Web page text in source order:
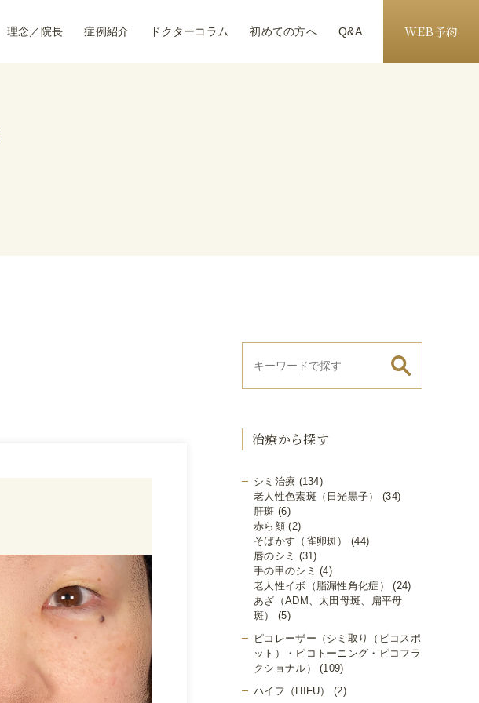
理念／院長 症例紹介 ドクターコラム 初めての方へ Q&A WEB予約
治療から探す
シミ治療 (134)
老人性色素斑（日光黒子）
(34)
肝斑 (6)
赤ら顔(2)
そばかす（雀卵斑）
(44)
唇のシミ (31)
手の甲のシミ (4)
老人性イボ（脂漏性角化症）
(24)
あざ（ADM、太田母斑、扁平母
斑）
(5)
ピコレーザー（シミ取り（ピコスポ
ット）・ピコトーニング・ピコフラ
クショナル）
(109)
ハイフ（HIFU）
(2)